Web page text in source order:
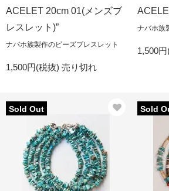
ACELET 20cm 01(メンズブ
レスレット)”
ナバホ族製作のビーズブレスレット
1,500円(税抜) 売り切れ
ナバホ族
1,500
Sold Out Sold